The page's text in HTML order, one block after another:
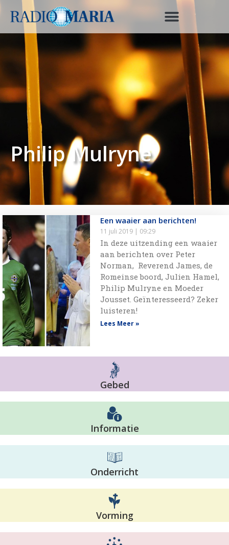
Philip Mulryne
Een waaier aan berichten!
11 juli 2019 09:29
In deze uitzending een waaier
aan berichten over Peter
Norman, Reverend James, de
Romeinse boord, Julien Hamel,
Philip Mulryne en Moeder
Jousset. Geïnteresseerd? Zeker
luisteren!
Lees Meer »
Gebed
Informatie
Onderricht
Vorming